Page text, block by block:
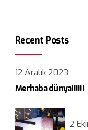
Recent Posts
12 Aralık 2023
Merhaba dünya!!!!!!
2